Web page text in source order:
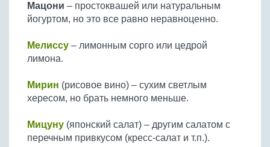
Мацони – простоквашей или натуральным
йогуртом, но это все равно неравноценно.
Мелиссу – лимонным сорго или цедрой
лимона.
Мирин (рисовое вино) – сухим светлым
хересом, но брать немного меньше.
Мицуну (японский салат) – другим салатом с
перечным привкусом (кресс-салат и т.п.).